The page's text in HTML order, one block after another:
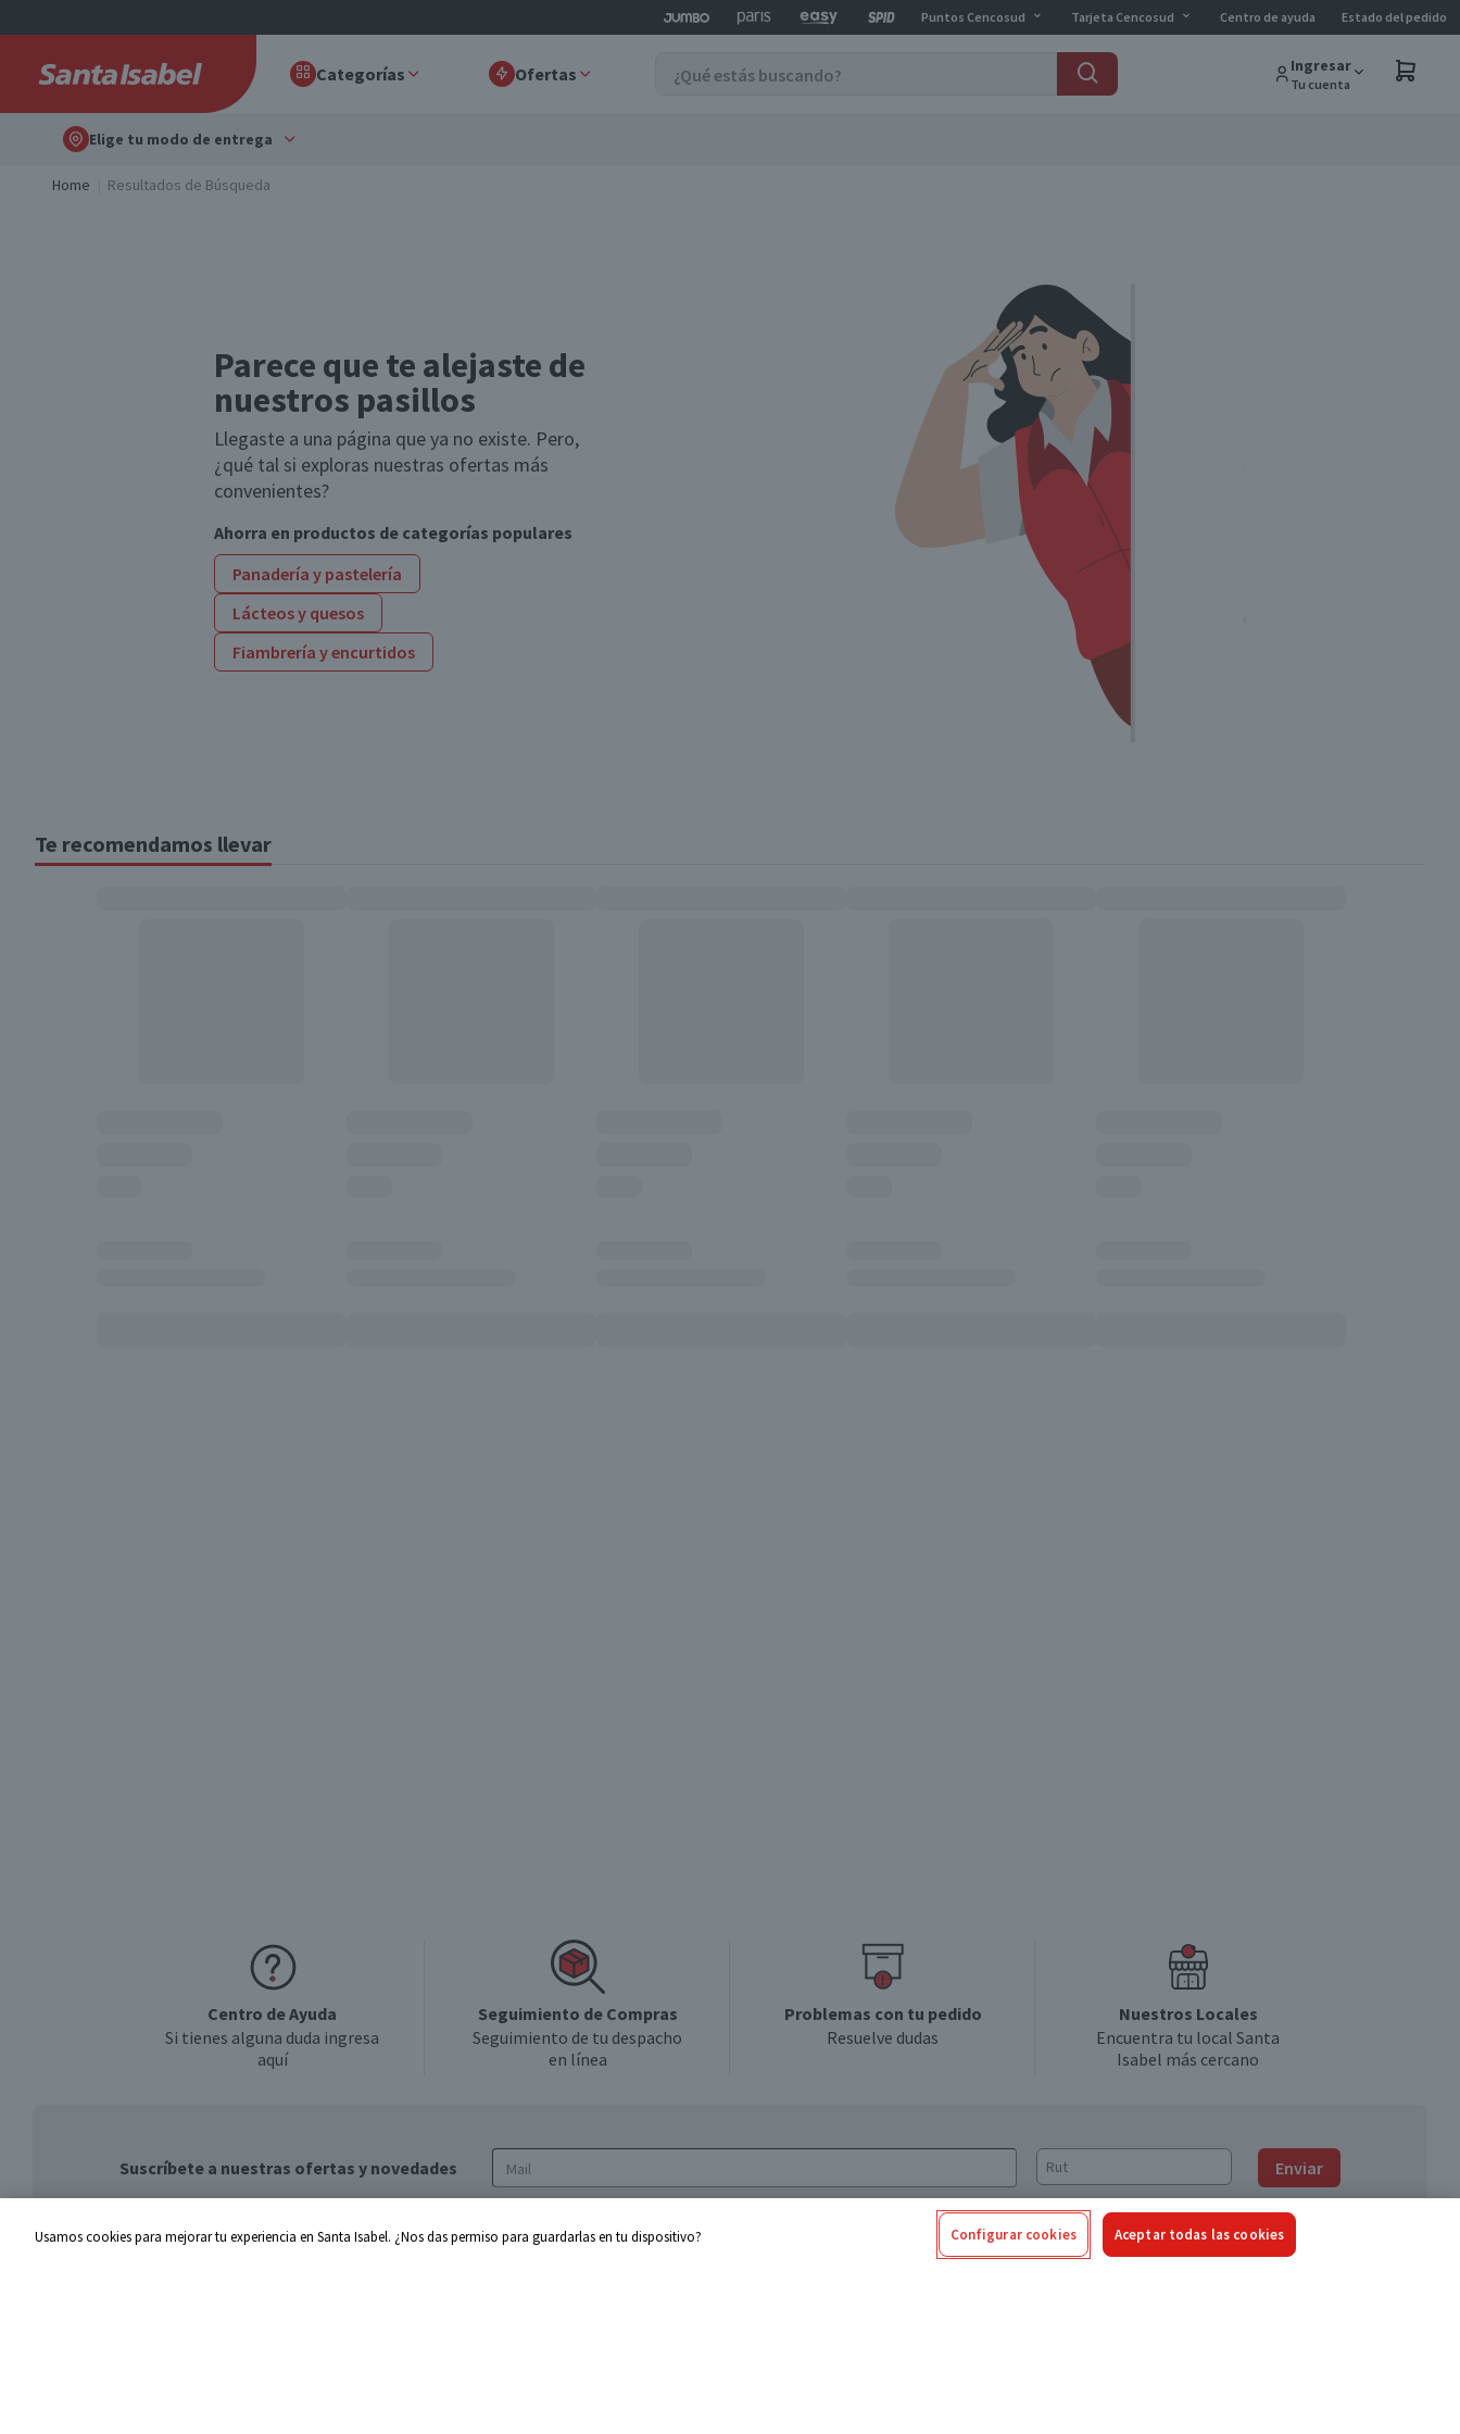
Puntos Cencosud Tarjeta Cencosud Centro de ayuda Estado del pedido
Categorías Ofertas Ingresar
Tu cuenta
Elige tu modo de entrega
Home Resultados de Búsqueda
Parece que te alejaste de
nuestros pasillos
Llegaste a una página que ya no existe. Pero,
¿qué tal si exploras nuestras ofertas más
convenientes?
Ahorra en productos de categorías populares
Panadería y pastelería
Lácteos y quesos
Fiambrería y encurtidos
Te recomendamos llevar
Centro de Ayuda
Si tienes alguna duda ingresa
aquí
Seguimiento de Compras
Seguimiento de tu despacho
en línea
Problemas con tu pedido
Resuelve dudas
Nuestros Locales
Encuentra tu local Santa
Isabel más cercano
Suscríbete a nuestras ofertas y novedades Enviar
de privacidad y de tratamiento de datos
Usamos cookies para mejorar tu experiencia en Santa Isabel. ¿Nos das permiso para guardarlas en tu dispositivo? Configurar cookies Aceptar todas las cookies